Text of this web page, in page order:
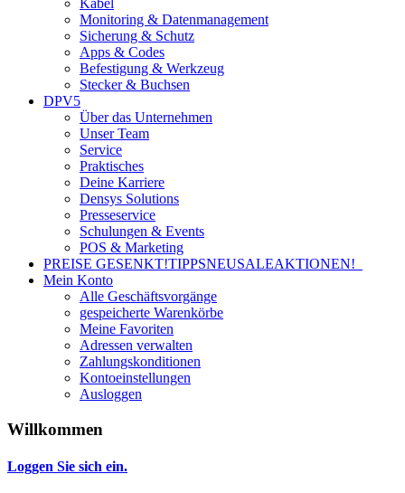
Kabel
Monitoring & Datenmanagement
Sicherung & Schutz
Apps & Codes
Befestigung & Werkzeug
Stecker & Buchsen
DPV5
Über das Unternehmen
Unser Team
Service
Praktisches
Deine Karriere
Densys Solutions
Presseservice
Schulungen & Events
POS & Marketing
PREISE GESENKT!TIPPSNEUSALEAKTIONEN!
Mein Konto
Alle Geschäftsvorgänge
gespeicherte Warenkörbe
Meine Favoriten
Adressen verwalten
Zahlungskonditionen
Kontoeinstellungen
Ausloggen
Willkommen
Loggen Sie sich ein.